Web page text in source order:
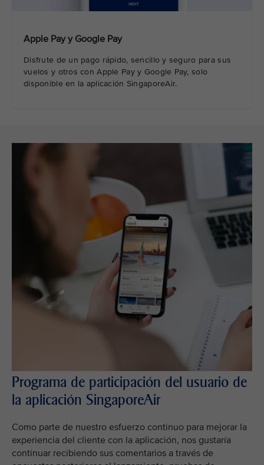
Apple Pay y Google Pay
Disfrute de un pago rápido, sencillo y seguro para sus
vuelos y otros con Apple Pay y Google Pay, solo
disponible en la aplicación SingaporeAir.
Programa de participación del usuario de
la aplicación SingaporeAir
Como parte de nuestro esfuerzo continuo para mejorar la
experiencia del cliente con la aplicación, nos gustaría
continuar recibiendo sus comentarios a través de